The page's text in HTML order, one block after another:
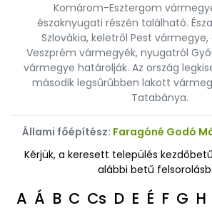
Komárom-Esztergom
északnyugati részén található.
Szlovákia, keletről Pest vármegye,
Veszprém vármegyék, nyugatról
vármegye határolják. Az ország
második legsűrűbben lakott
Tatabánya.
Állami főépítész: Faragóné Godó
Kérjük, a keresett település
alábbi betű
A Á B C Cs D E É F G H